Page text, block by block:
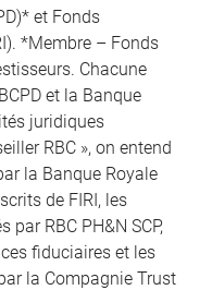
et Fonds
*Membre – Fonds
Chacune
et la Banque
juridiques
RBC », on entend
la Banque Royale
de FIRI, les
RBC PH&N SCP,
fiduciaires et les
la Compagnie Trust